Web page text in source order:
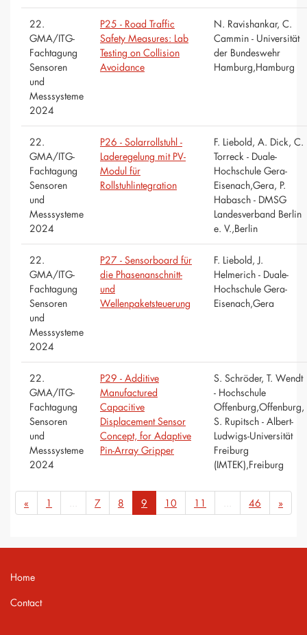
22.
GMA/ITG-
Fachtagung
Sensoren
und
Messsysteme
2024
P25 - Road Traffic
Safety Measures: Lab
Testing on Collision
Avoidance
N. Ravishankar, C.
Cammin - Universität
der Bundeswehr
Hamburg,Hamburg
22.
GMA/ITG-
Fachtagung
Sensoren
und
Messsysteme
2024
P26 - Solarrollstuhl -
Laderegelung mit PV-
Modul für
Rollstuhlintegration
F. Liebold, A. Dick, C.
Torreck - Duale-
Hochschule Gera-
Eisenach,Gera, P.
Habasch - DMSG
Landesverband Berlin
e. V.,Berlin
22.
GMA/ITG-
Fachtagung
Sensoren
und
Messsysteme
2024
P27 - Sensorboard für
die Phasenanschnitt-
und
Wellenpaketsteuerung
F. Liebold, J.
Helmerich - Duale-
Hochschule Gera-
Eisenach,Gera
22.
GMA/ITG-
Fachtagung
Sensoren
und
Messsysteme
2024
P29 - Additive
Manufactured
Capacitive
Displacement Sensor
Concept, for Adaptive
Pin-Array Gripper
S. Schröder, T. Wendt
- Hochschule
Offenburg,Offenburg,
S. Rupitsch - Albert-
Ludwigs-Universität
Freiburg
(IMTEK),Freiburg
« 1 ... 7 8 9 10 11 ... 46 »
Home
Contact